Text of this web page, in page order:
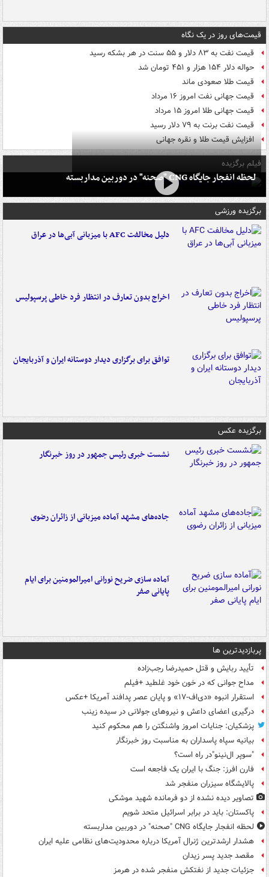
قیمت‌های روز در یک نگاه
قیمت نفت به ۸۳ دلار و ۵۵ سنت در هر بشکه رسید
حواله دلار ۱۵۴ هزار و ۴۵۱ تومان شد
قیمت طلا صعودی ماند
قیمت جهانی نفت امروز ۱۶ مرداد
قیمت جهانی طلا امروز ۱۵ مرداد
قیمت نفت برنت به ۷۹ دلار رسید
افزایش قیمت طلا و نقره جهانی
فیلم برگزیده
لحظه انفجار جایگاه CNG "صحنه" در دوربین مداربسته
برگزیده ورزشی
دلیل مخالفت AFC با میزبانی آبی‌ها در عراق
اخراج بدون تعارف در انتظار فرد خاطی پرسپولیس
توافق برای برگزاری دیدار دوستانه ایران و آذربایجان
برگزیده عکس
نشست خبری رئیس جمهور در روز خبرنگار
جاده‌های مشهد آماده میزبانی از زائران رضوی
آماده سازی ضریح نورانی امیرالمومنین برای ایام
پایانی صفر
پربازدیدترین ها
تأیید ربایش و قتل حمیدرضا رجب‌زاده
مداح جوانی که در خون خود غلطید +فیلم
استقرار انبوه «دی‌اف‑۱۷» و پایان عصر پدافند آمریکا +عکس
درگیری اعضای داعش و نیروهای جولانی در سیده زینب
پزشکیان: جنایات امروز واشنگتن را هم محکوم کنید
بیانیه سپاه پاسداران به مناسبت روز خبرنگار
"سوپر ال‌نینو"در راه است؟
فارن افرز: جنگ با ایران یک فاجعه است
پالایشگاه سیزران منفجر شد
تصاویر دیده‌ نشده از دو فرمانده شهید موشکی
پاکستان: باید در برابر اسرائیل متحد شویم
لحظه انفجار جایگاه CNG "صحنه" در دوربین مداربسته
هشدار ارشدترین ژنرال آمریکا درباره محدودیت‌های نظامی علیه ایران
مقصد جدید پسر زیدان
جزئیات جدید از نفتکش منفجر شده در هرمز